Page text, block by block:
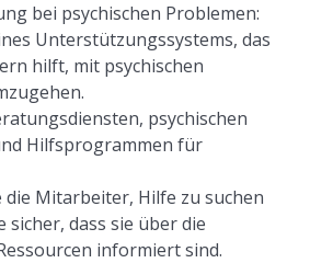
bei psychischen Problemen:
Unterstützungssystems, das
hilft, mit psychischen
psychischen
Hilfsprogrammen für
die Mitarbeiter, Hilfe zu suchen
sicher, dass sie über die
informiert sind.